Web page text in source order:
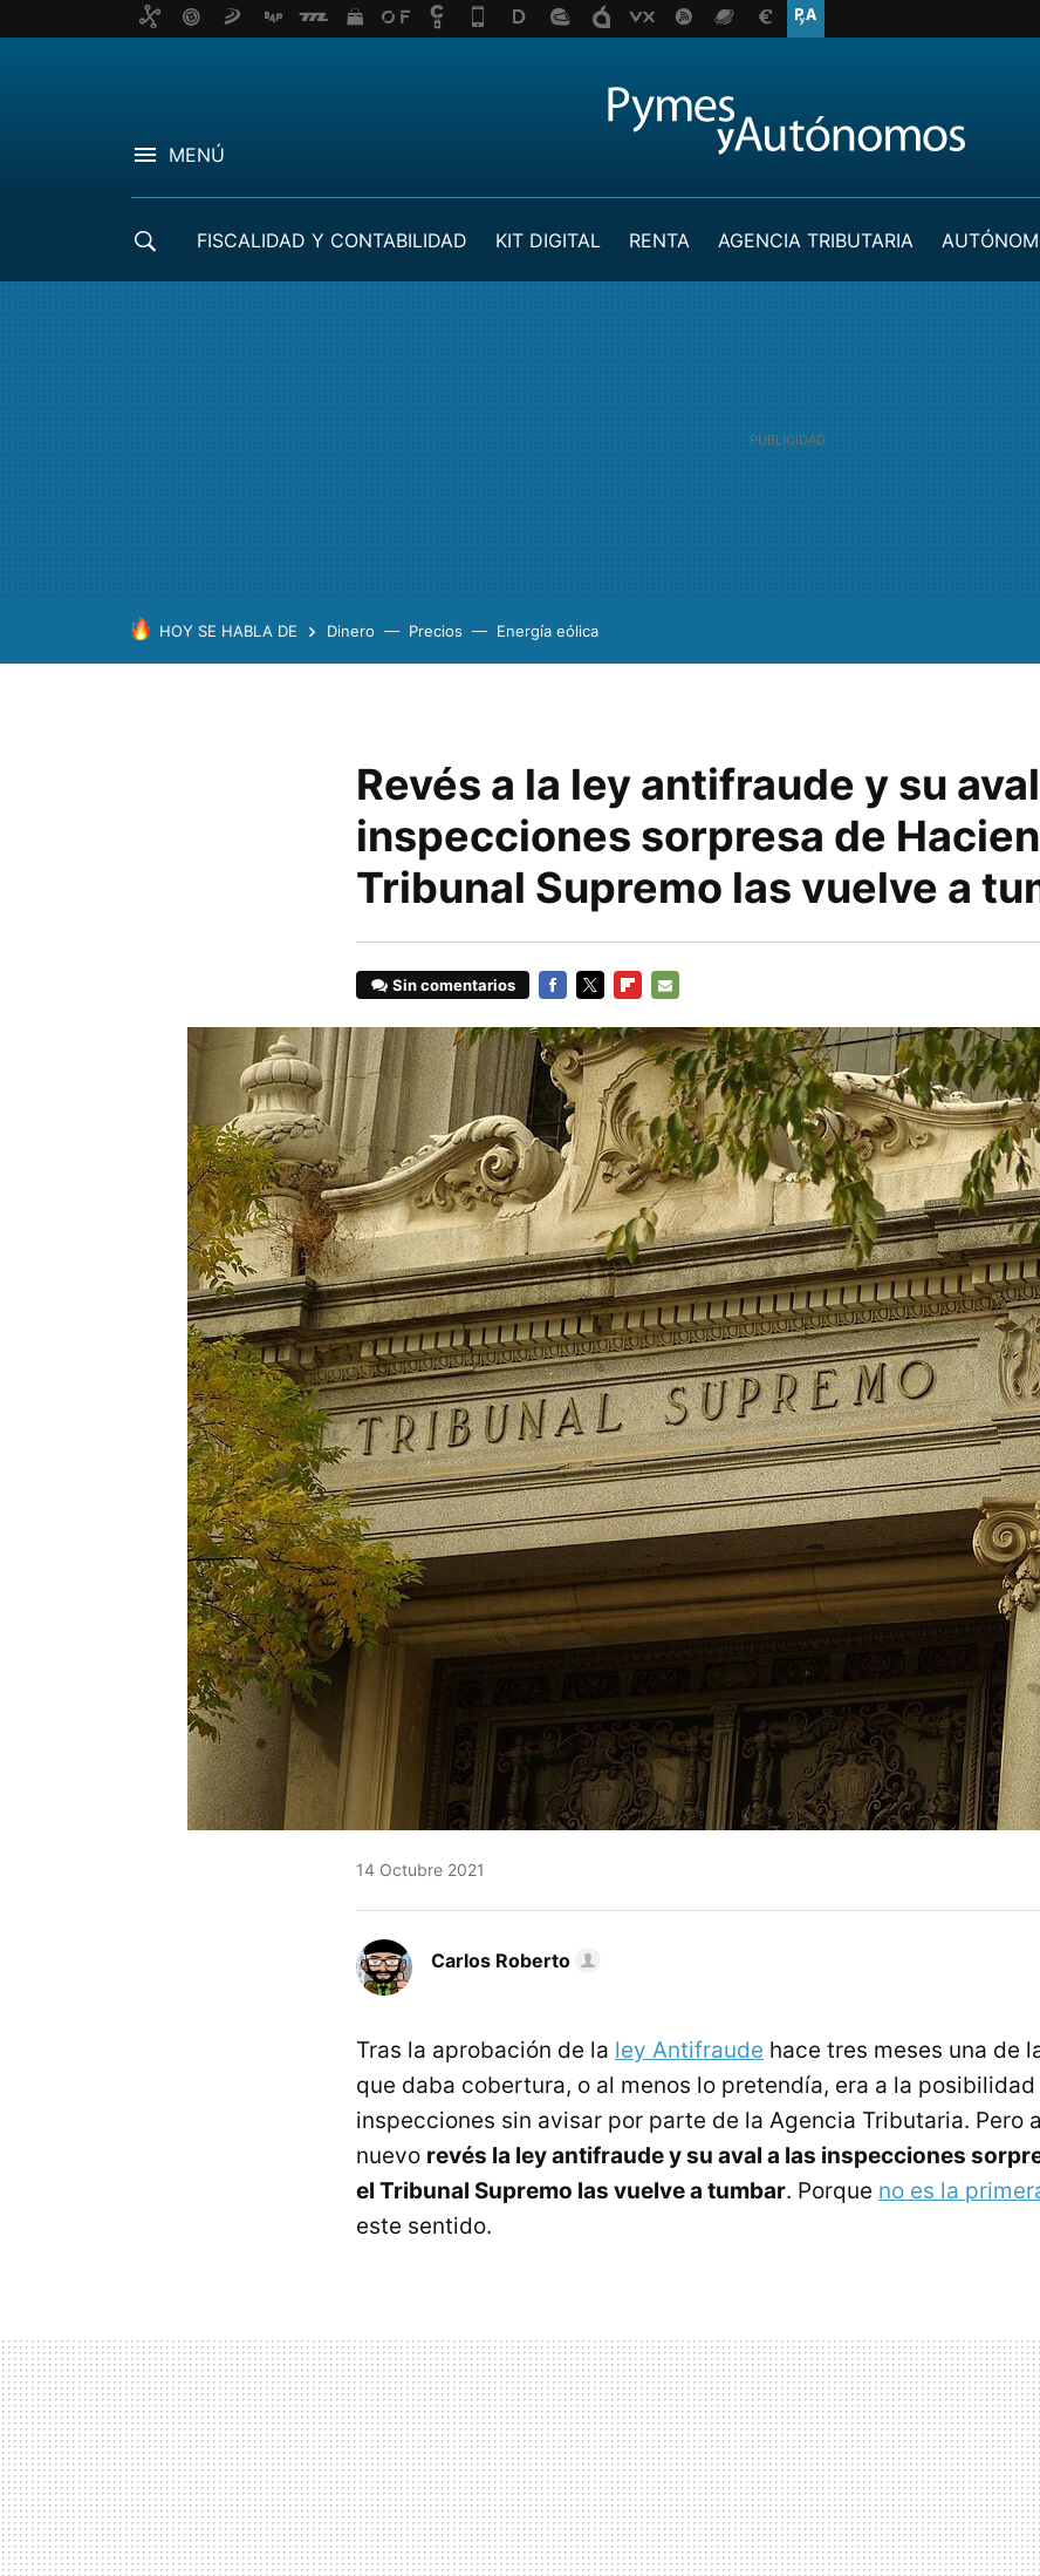
MENÚ
FISCALIDAD Y CONTABILIDAD KIT DIGITAL RENTA AGENCIA TRIBUTARIA
HOY SE HABLA DE Dinero Precios Energía eólica
Revés a la ley antifraude y su
inspecciones sorpresa de
Tribunal Supremo las vuelve a
Sin comentarios
MAIL
14 Octubre 2021
Carlos Roberto
Tras la aprobación de la ley Antifraude hace tres meses una de
que daba cobertura, o al menos lo pretendía, era a la
inspecciones sin avisar por parte de la Agencia Tributaria. Pero
nuevo revés la ley antifraude y su aval a las inspecciones
el Tribunal Supremo las vuelve a tumbar. Porque no es la
este sentido.